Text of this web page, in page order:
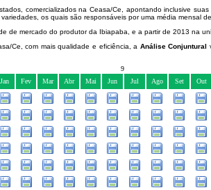
comercializados na Ceasa/Ce, apontando inclusive
os quais são responsáveis por uma média mensal
mercado do produtor da Ibiapaba, e a partir de 2013 na
Ce, com mais qualidade e eficiência, a Análise Conjuntural
9
Jan Fev Mar Abr Mai Jun Jul Ago Set Out